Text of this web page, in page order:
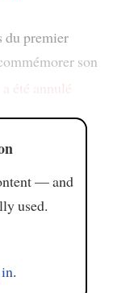
du premier
son
été annulé
— and
used.
.